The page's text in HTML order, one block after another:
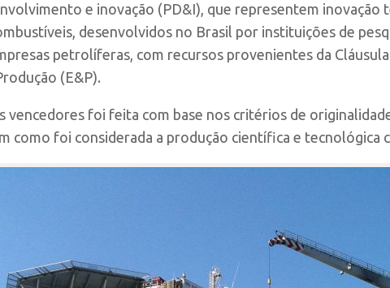
e inovação (PD&I), que representem
desenvolvidos no Brasil por instituições de
petrolíferas, com recursos provenientes da
(E&P).
vencedores foi feita com base nos critérios de
como foi considerada a produção científica e tecnológica